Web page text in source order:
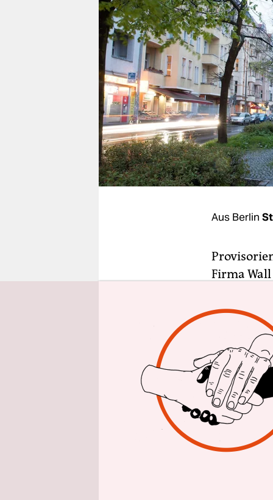
wahrheit
verlag
verlag
veranstaltungen
shop
fragen & hilfe
unterstützen
abo
Aus Berlin
Firma
war aber
hat auch
laut
den
„Es bleibt
2018.